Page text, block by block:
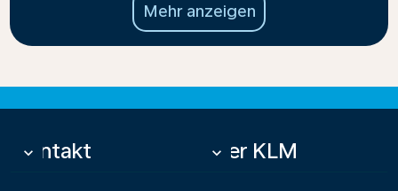
Mehr anzeigen
Kontakt
keyboard_arrow_down Über KLM
keyboard_arrow_down